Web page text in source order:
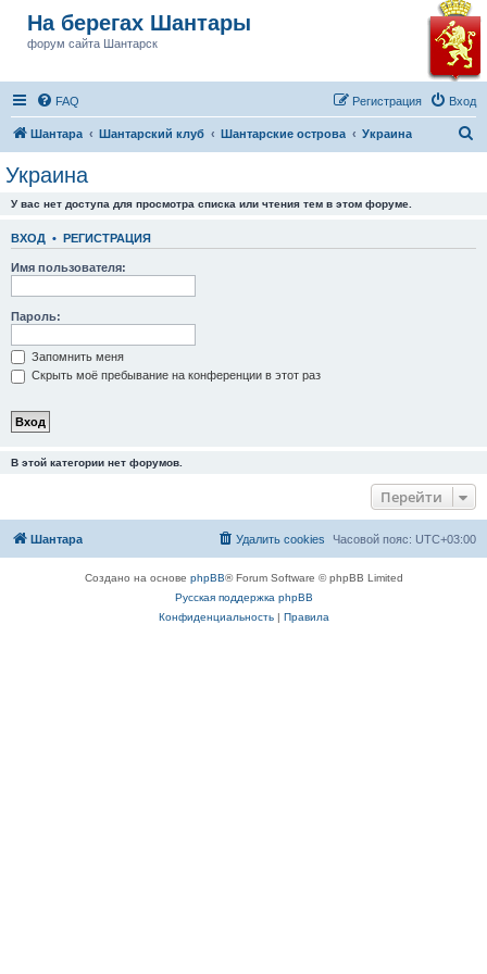
На берегах Шантары
форум сайта Шантарск
FAQ Вход
Регистрация
Шантара Шантарский клуб Шантарские острова Украина
Украина
У вас нет доступа для просмотра списка или чтения тем в этом форуме.
ВХОД • РЕГИСТРАЦИЯ
Имя пользователя:
Пароль:
Запомнить меня
Скрыть моё пребывание на конференции в этот раз
В этой категории нет форумов.
Перейти
Шантара Часовой пояс: UTC+03:00
Удалить cookies
Создано на основе phpBB® Forum Software © phpBB Limited
Русская поддержка phpBB
Конфиденциальность| Правила